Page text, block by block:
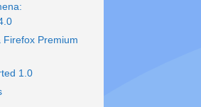
Firefox Premium
1.0